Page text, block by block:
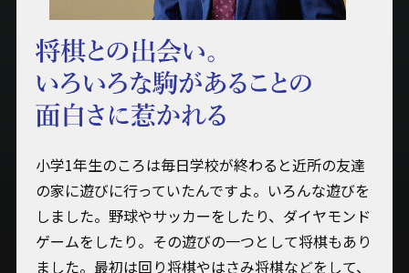
小学1年生のころは毎日学校が終わると近所の友達
の家に遊びに行っていたんですよ。いろんな遊びを
しました。野球やサッカーをしたり、ダイヤモンド
ゲームをしたり。その遊びの一つとして将棋もあり
ました。最初は回り将棋やはさみ将棋などをして、